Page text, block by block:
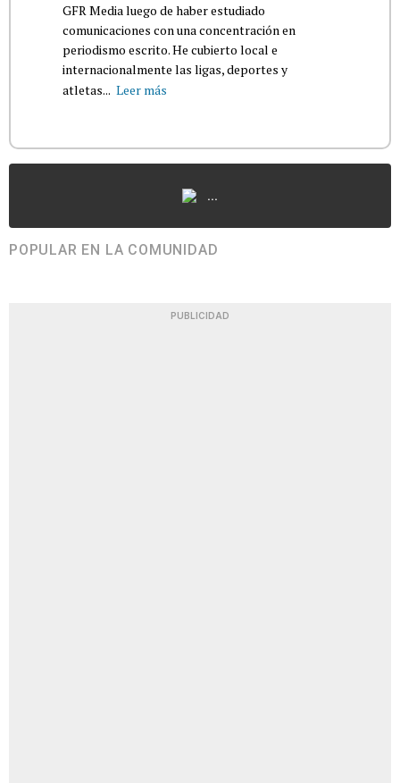
GFR Media luego de haber estudiado
comunicaciones con una concentración en
periodismo escrito. He cubierto local e
internacionalmente las ligas, deportes y
atletas... Leer más
...
POPULAR EN LA COMUNIDAD
PUBLICIDAD